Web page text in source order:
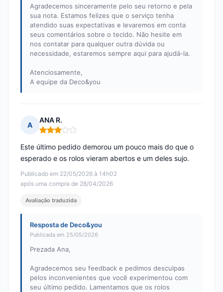
Agradecemos sinceramente pelo seu retorno e pela
sua nota. Estamos felizes que o serviço tenha
atendido suas expectativas e levaremos em conta
seus comentários sobre o tecido. Não hesite em
nos contatar para qualquer outra dúvida ou
necessidade, estaremos sempre aqui para ajudá-la.
Atenciosamente,
A equipe da Deco&you
A
ANA R.
Nota: 3 em 5
Publicado em 22/05/2026 à 14h02
após uma compra de 28/04/2026
Este último pedido demorou um pouco mais do que o
esperado e os rolos vieram abertos e um deles sujo.
Avaliação traduzida
Resposta de Deco&you
Publicada em 25/05/2026
Prezada Ana,
Agradecemos seu feedback e pedimos desculpas
pelos inconvenientes que você experimentou com
seu último pedido. Lamentamos que os rolos